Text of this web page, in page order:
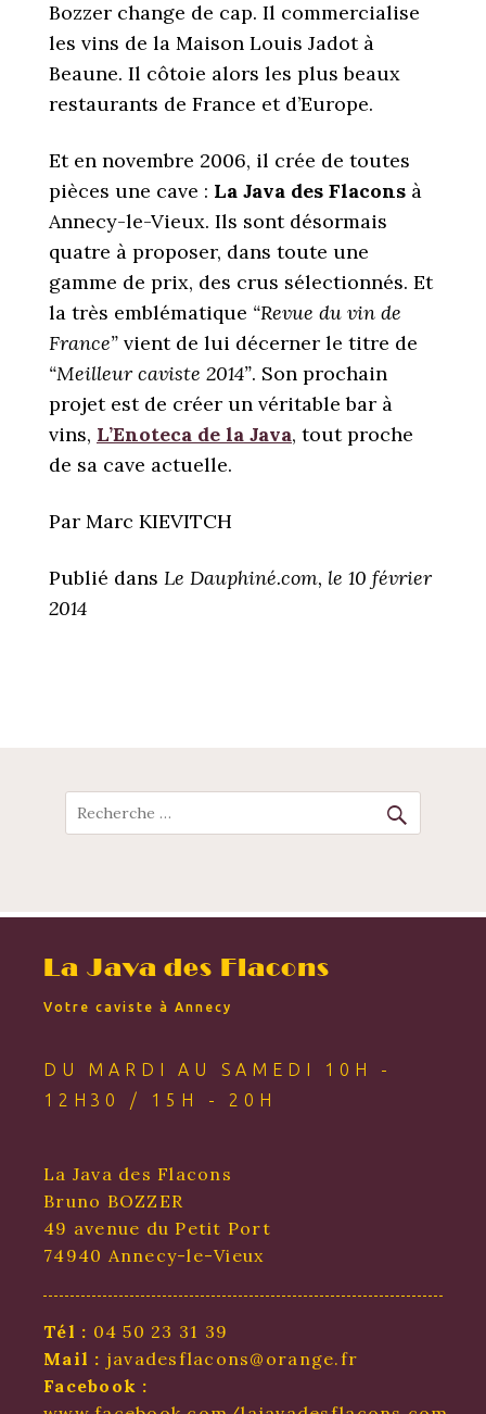
Bozzer change de cap. Il commercialise
les vins de la Maison Louis Jadot à
Beaune. Il côtoie alors les plus beaux
restaurants de France et d’Europe.
Et en novembre 2006, il crée de toutes
pièces une cave : La Java des Flacons à
Annecy-le-Vieux. Ils sont désormais
quatre à proposer, dans toute une
gamme de prix, des crus sélectionnés. Et
la très emblématique “Revue du vin de
France” vient de lui décerner le titre de
“Meilleur caviste 2014”. Son prochain
projet est de créer un véritable bar à
vins, L’Enoteca de la Java, tout proche
de sa cave actuelle.
Par Marc KIEVITCH
Publié dans Le Dauphiné.com, le 10 février
2014
Recherche
La Java des Flacons
Votre caviste à Annecy
DU MARDI AU SAMEDI 10H -
12H30 / 15H - 20H
La Java des Flacons
Bruno BOZZER
49 avenue du Petit Port
74940 Annecy-le-Vieux
Tél : 04 50 23 31 39
Mail : javadesflacons@orange.fr
Facebook :